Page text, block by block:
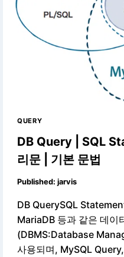
QUERY
DB Query | SQL
리문 | 기본 문법
Published: jarvis
DB QuerySQL
MariaDB 등과 같은 데이
(DBMS:Database
사용되며, MySQL